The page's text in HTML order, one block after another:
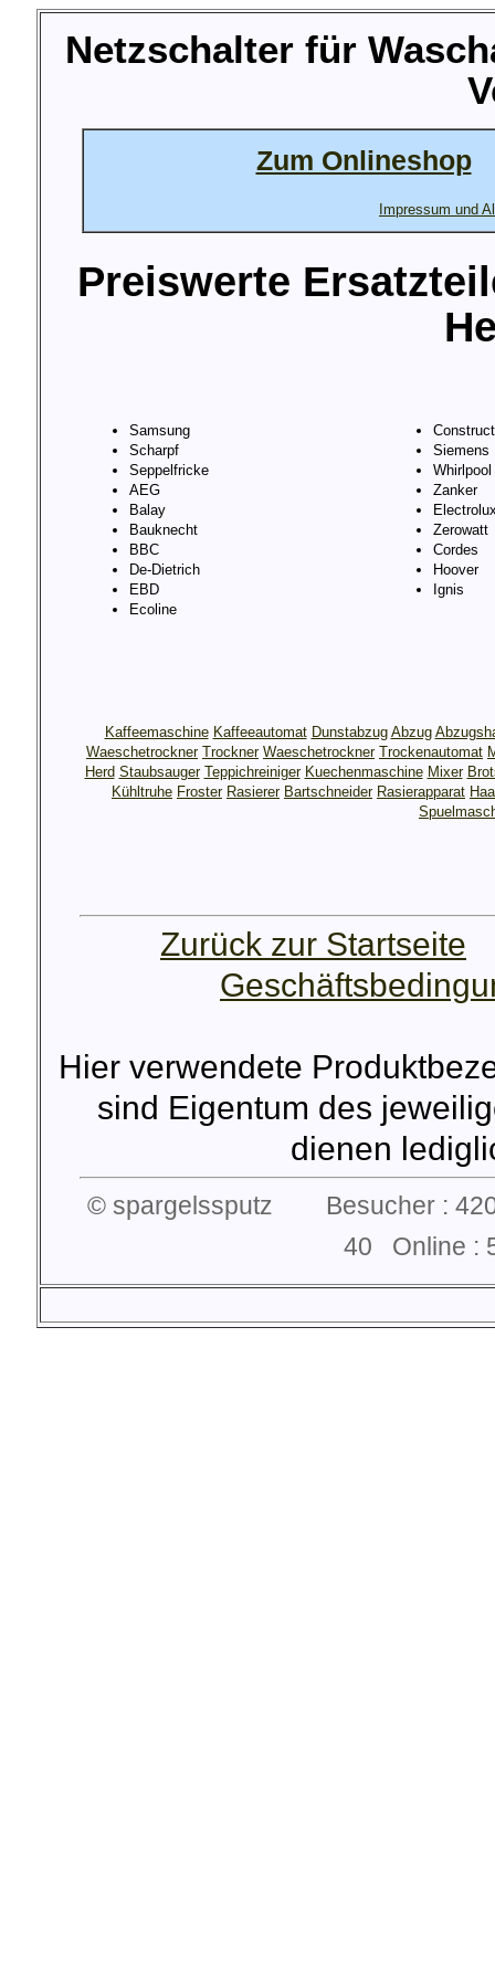
Netzschalter für
Zum Onlineshop
Impressum und
Preiswerte
Samsung
Scharpf
Seppelfricke
AEG
Balay
Bauknecht
BBC
De-Dietrich
EBD
Ecoline
Siemens
Whirlpool
Zanker
Zerowatt
Cordes
Hoover
Ignis
Kaffeemaschine Kaffeeautomat Dunstabzug Abzug
Waeschetrockner Trockner Waeschetrockner Trockenautomat
Herd Staubsauger Teppichreiniger Kuechenmaschine Mixer
Kühltruhe Froster Rasierer Bartschneider Rasierapparat
Zurück zur Startseite
Hier verwendete
sind Eigentum des
dienen
© spargelssputz Besucher :
40 Online